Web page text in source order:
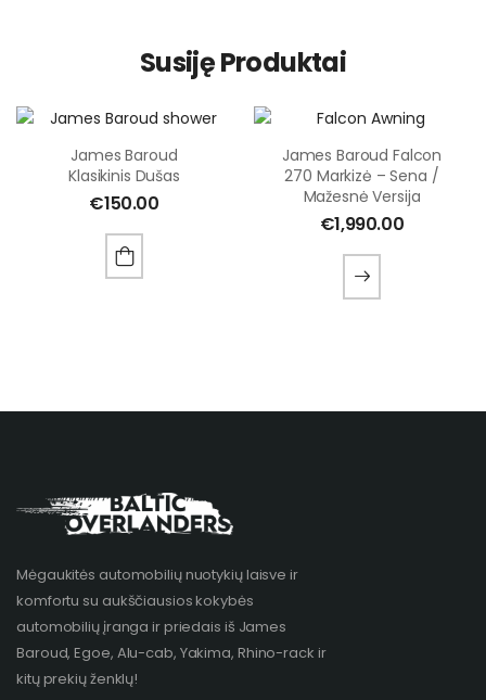
Susiję Produktai
James Baroud
Klasikinis Dušas
€150.00
James Baroud Falcon
270 Markizė – Sena /
Mažesnė Versija
€1,990.00
Mėgaukitės automobilių nuotykių laisve ir
komfortu su aukščiausios kokybės
automobilių įranga ir priedais iš James
Baroud, Egoe, Alu-cab, Yakima, Rhino-rack ir
kitų prekių ženklų!​